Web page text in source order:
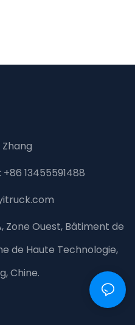
13455591488
Zone Ouest, Bâtiment de
de Haute Technologie,
Chine.